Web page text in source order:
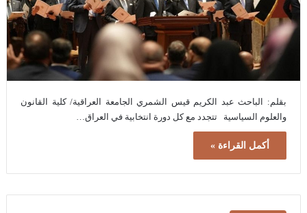
بقلم: الباحث عبد الكريم قيس الشمري الجامعة العراقية/ كلية القانون
والعلوم السياسية تتجدد مع كل دورة انتخابية في العراق…
أكمل القراءة »